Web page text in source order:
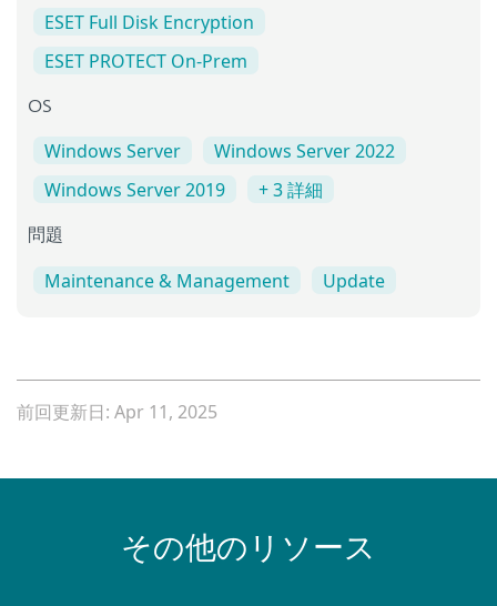
ESET Full Disk Encryption
ESET PROTECT On-Prem
OS
Windows Server
Windows Server 2022
Windows Server 2019
+ 3 詳細
問題
Maintenance & Management Update
前回更新日: Apr 11, 2025
その他のリソース